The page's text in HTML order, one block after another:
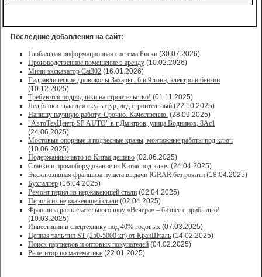
Последние добавления на сайт:
Глобальная информационная система Риски (30.07.2026)
Производственное помещение в аренду (10.02.2026)
Мини-экскаватор Cat302 (16.01.2026)
Гидравлические дровоколы Захарыч 6 и 9 тонн, электро и бензин
(10.12.2025)
Требуются подрядчики на строительство! (01.11.2025)
Лед,блоки льда для скульптур, лед строительный (22.10.2025)
Напишу научную работу. Срочно. Качественно. (28.09.2025)
"АвтоТехЦентр SP AUTO" в г.Дмитров, улица Водников, 8Ас1
(24.06.2025)
Мостовые опорные и подвесные краны, монтажные работы под ключ
(10.06.2025)
Подержанные авто из Китая дешево (02.06.2025)
Станки и промоборудование из Китая под ключ (24.04.2025)
Эксклюзивная франшиза пункта выдачи IGRAR без роялти (18.04.2025)
Бухгалтер (16.04.2025)
Ремонт перил из нержавеющей стали (02.04.2025)
Перила из нержавеющей стали (02.04.2025)
Франшиза развлекательного шоу «Вечера» – бизнес с прибылью!
(10.03.2025)
Инвестиции в спецтехнику под 40% годовых (07.03.2025)
Цепная таль тип ST (250-5000 кг) от КранШталь (14.02.2025)
Поиск партнеров и оптовых покупателей (04.02.2025)
Репетитор по математике (22.01.2025)